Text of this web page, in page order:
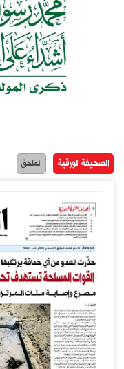
الصحيفة الورقية الملحق